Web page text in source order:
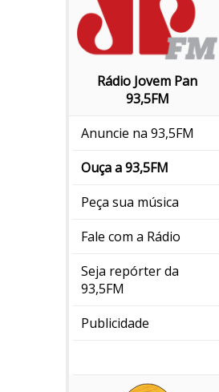
Rádio Jovem Pan
93,5FM
Anuncie na 93,5FM
Ouça a 93,5FM
Peça sua música
Fale com a Rádio
Seja repórter da
93,5FM
Publicidade